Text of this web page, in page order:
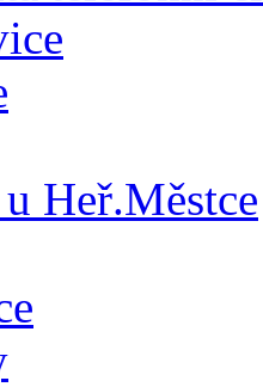
Heř.Městce